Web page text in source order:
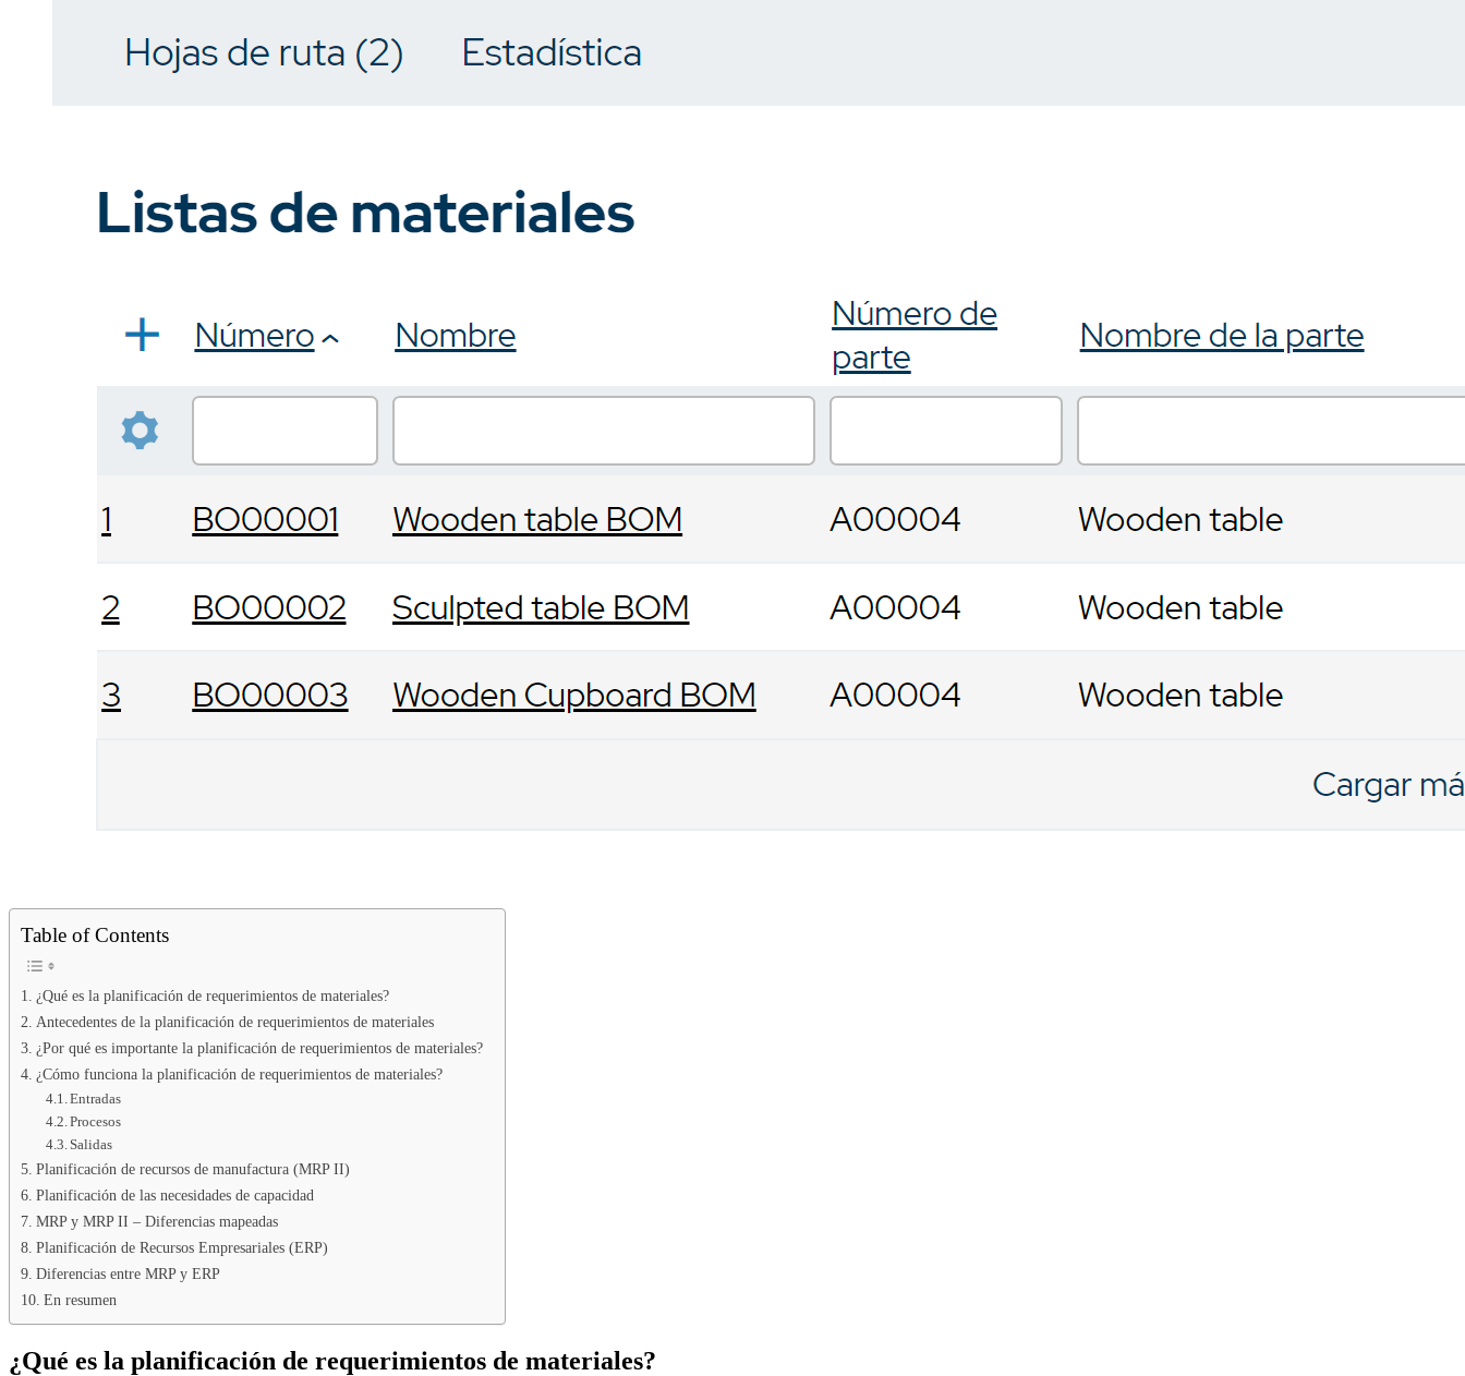
Table of Contents
¿Qué es la planificación de requerimientos de materiales?
Antecedentes de la planificación de requerimientos de materiales
¿Por qué es importante la planificación de requerimientos de materiales?
¿Cómo funciona la planificación de requerimientos de materiales?
Entradas
Procesos
Salidas
Planificación de recursos de manufactura (MRP II)
Planificación de las necesidades de capacidad
MRP y MRP II – Diferencias mapeadas
Planificación de Recursos Empresariales (ERP)
Diferencias entre MRP y ERP
En resumen
¿Qué es la planificación de requerimientos de materiales?